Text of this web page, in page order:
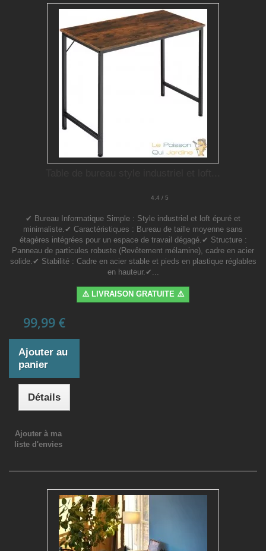
4.4 / 5
✔ Bureau Informatique Simple : Style industriel et loft épuré et
minimaliste.✔ Caractéristiques : Bureau de taille moyenne sans
étagères intégrées pour un espace de travail dégagé.✔ Structure :
Panneau de particules robuste (Revêtement mélamine), cadre en acier
solide.✔ Stabilité : Cadre en acier stable et pieds en plastique réglables
en hauteur.✔...
⚠️ LIVRAISON GRATUITE ⚠️
99,99 €
Ajouter au
panier
Détails
Ajouter à ma
liste d'envies